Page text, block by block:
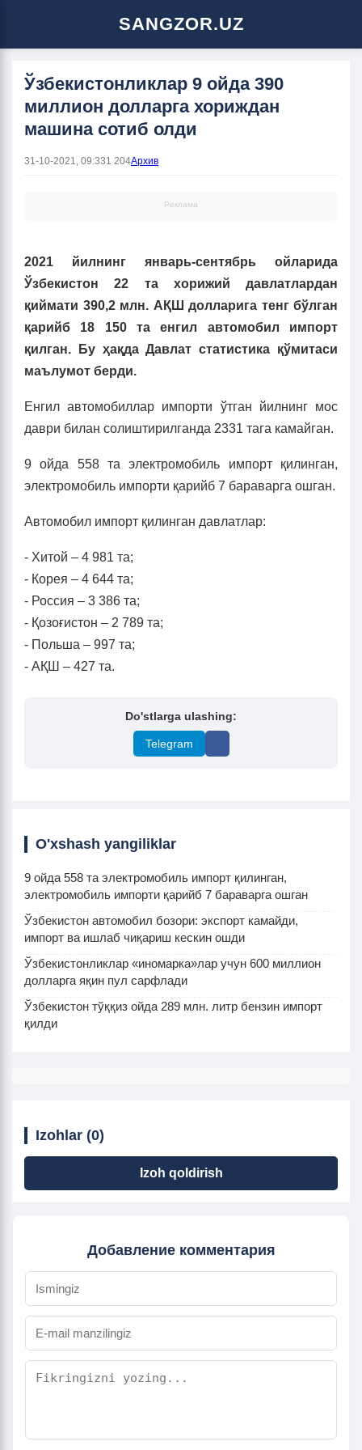
SANGZOR.UZ
Ўзбекистонликлар 9 ойда 390
миллион долларга хориждан
машина сотиб олди
31-10-2021, 09:331 204Архив
Реклама
2021 йилнинг январь-сентябрь ойларида
Ўзбекистон 22 та хорижий давлатлардан
қиймати 390,2 млн. АҚШ долларига тенг бўлган
қарийб 18 150 та енгил автомобил импорт
қилган. Бу ҳақда Давлат статистика қўмитаси
маълумот берди.
Енгил автомобиллар импорти ўтган йилнинг мос
даври билан солиштирилганда 2331 тага камайган.
9 ойда 558 та электромобиль импорт қилинган,
электромобиль импорти қарийб 7 бараварга ошган.
Автомобил импорт қилинган давлатлар:
- Хитой – 4 981 та;
- Корея – 4 644 та;
- Россия – 3 386 та;
- Қозоғистон – 2 789 та;
- Польша – 997 та;
- АҚШ – 427 та.
Do'stlarga ulashing:
Telegram
O'xshash yangiliklar
9 ойда 558 та электромобиль импорт қилинган,
электромобиль импорти қарийб 7 бараварга ошган
Ўзбекистон автомобил бозори: экспорт камайди,
импорт ва ишлаб чиқариш кескин ошди
Ўзбекистонликлар «иномарка»лар учун 600 миллион
долларга яқин пул сарфлади
Ўзбекистон тўққиз ойда 289 млн. литр бензин импорт
қилди
Izohlar (0)
Izoh qoldirish
Добавление комментария